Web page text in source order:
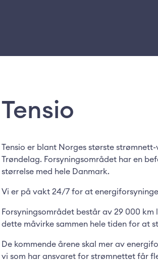
Tensio
Tensio er blant Norges største
Trøndelag. Forsyningsområdet har en
størrelse med hele Danmark.
Vi er på vakt 24/7 for at
Forsyningsområdet består av 29 000
dette måvirke sammen hele tiden for at
De kommende årene skal mer av
vi som har ansvaret for strømnettet får